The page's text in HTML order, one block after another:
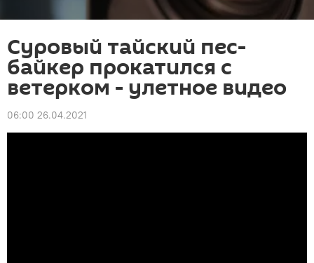
Суровый тайский пес-
байкер прокатился с
ветерком - улетное видео
06:00 26.04.2021